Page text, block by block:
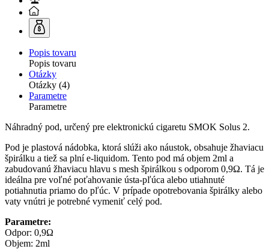
Popis tovaru
Popis tovaru
Otázky
Otázky (4)
Parametre
Parametre
Náhradný pod, určený pre elektronickú cigaretu SMOK Solus 2.
Pod je plastová nádobka, ktorá slúži ako náustok, obsahuje žhaviacu
špirálku a tiež sa plní e-liquidom. Tento pod má objem 2ml a
zabudovanú žhaviacu hlavu s mesh špirálkou s odporom 0,9Ω. Tá je
ideálna pre voľné poťahovanie ústa-pľúca alebo utiahnuté
potiahnutia priamo do pľúc. V prípade opotrebovania špirálky alebo
vaty vnútri je potrebné vymeniť celý pod.
Parametre:
Odpor: 0,9Ω
Objem: 2ml